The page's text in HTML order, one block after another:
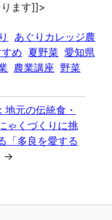
ます]]>
あぐりカレッジ農
め 夏野菜 愛知県
農業講座 野菜
地元の伝統食・
ゃくづくりに挑
「多良を愛する
→